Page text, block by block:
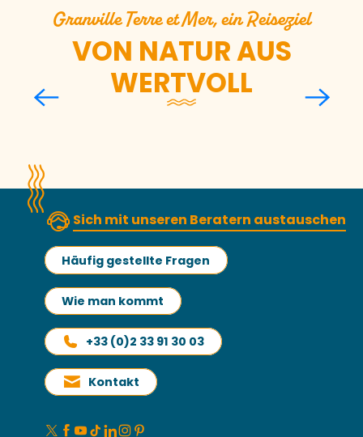
Granville Terre et Mer, ein Reiseziel
VON NATUR AUS
WERTVOLL
Flussbecken des Airou
Sich mit unseren Beratern austauschen
Häufig gestellte Fragen
Wie man kommt
+33 (0)2 33 91 30 03
Kontakt